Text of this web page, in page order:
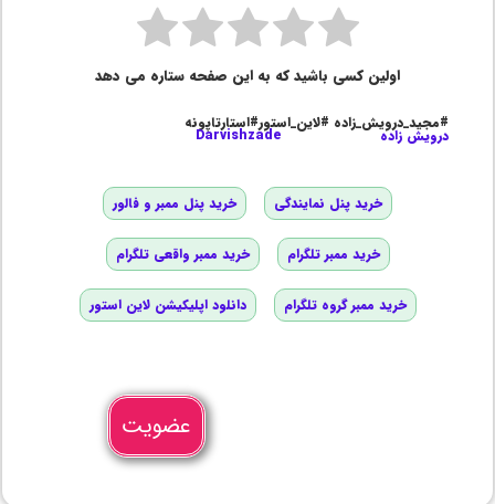
اولین کسی باشید که به این صفحه ستاره می دهد
#مجید_درویش_زاده #لاین_استور#استارتاپونه
درویش زاده Darvishzade
خرید پنل نمایندگی خرید پنل ممبر و فالور
خرید ممبر تلگرام خرید ممبر واقعی تلگرام
خرید ممبر گروه تلگرام دانلود اپلیکیشن لاین استور
عضویت